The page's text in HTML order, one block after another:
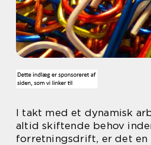
I takt med et dynamisk
altid skiftende behov
forretningsdrift, er det